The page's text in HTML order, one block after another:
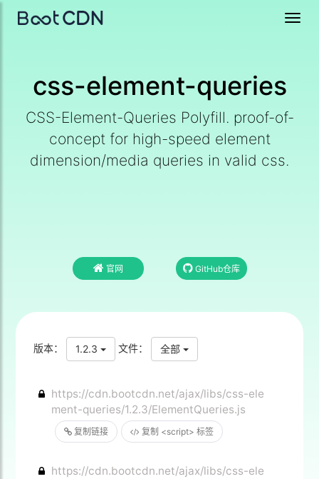
css-element-queries
CSS-Element-Queries Polyfill. proof-of-
concept for high-speed element
dimension/media queries in valid css.
官网 GitHub仓库
版本： 1.2.3 文件： 全部
复制链接 复制 <script> 标签
https://cdn.bootcdn.net/ajax/libs/css-ele
ment-queries/1.2.3/ElementQueries.js
https://cdn.bootcdn.net/ajax/libs/css-ele